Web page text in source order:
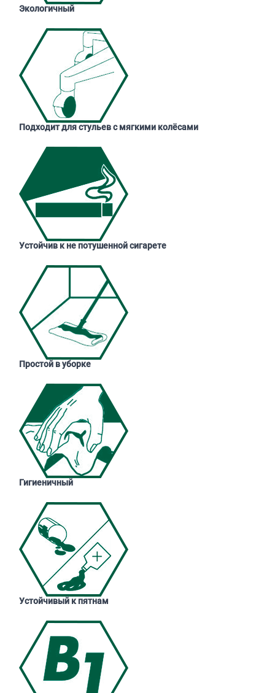
Экологичный
Подходит для стульев с мягкими колёсами
Устойчив к не потушенной сигарете
Простой в уборке
Гигиеничный
Устойчивый к пятнам